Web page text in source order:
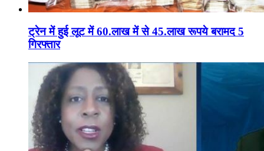
ट्रेन में हुई लूट में 60.लाख में से 45.लाख रूपये बरामद 5
गिरफ्तार